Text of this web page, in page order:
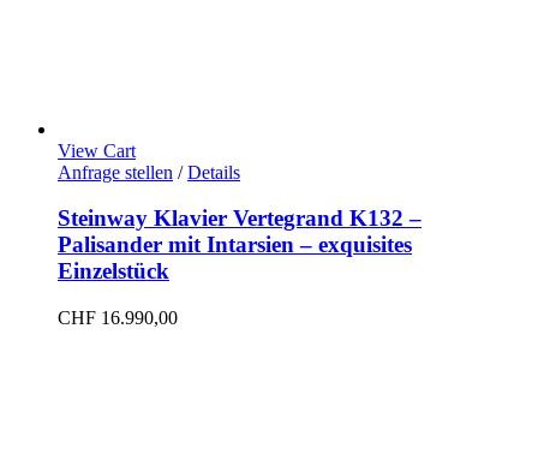
View Cart
Anfrage stellen / Details
Steinway Klavier Vertegrand K132 –
Palisander mit Intarsien – exquisites
Einzelstück
CHF 16.990,00